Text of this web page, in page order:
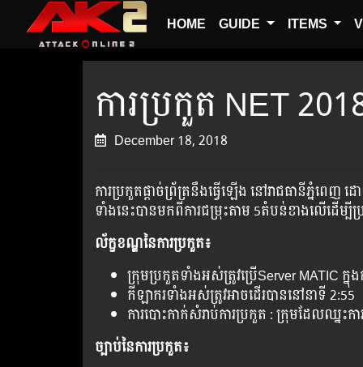
HOME GUIDE ITEMS
ការ​ប្រកួត​​ NET
December 18, 2018
ការ​ប្រកួត​ផ្ដាច់​ព្រ័ត្រ​នឹង​ធ្វើ​ឡើង នៅ​រាជធានីភ្នំពេ
ទាំង​នេះ​បាន​មក​ពី​ការ​ជម្រុះ​តាម​ 5តំបន់​ខាង​លើ​ដើម្បី​ប្
ល័ក្ខខណ្ឌនៃ​ការ​ប្រកួត៖
ក្រុមប្រកួតទាំងអស់ត្រូវប្រើServer MATIC ក្នុ
កីឡាករទាំងអស់ត្រូវអាចដើរបាននៅនាទី 2:55
ការបោះកាក់សំរាប់ការប្រកួត : ក្រុមដែលឈ្ន
ច្បាប់នៃការប្រកួត៖